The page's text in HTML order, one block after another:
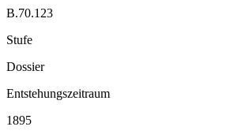
B.70.123
Stufe
Dossier
Entstehungszeitraum
1895